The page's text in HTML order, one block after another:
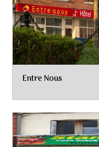
Entre Nous